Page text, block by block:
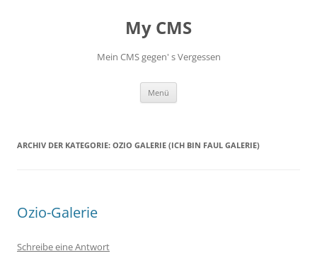
My CMS
Mein CMS gegen' s Vergessen
Menü
ARCHIV DER KATEGORIE: OZIO GALERIE (ICH BIN FAUL GALERIE)
Ozio-Galerie
Schreibe eine Antwort